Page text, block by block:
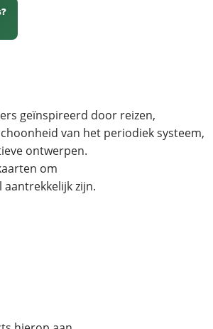
geïnspireerd door reizen,
van het periodiek systeem,
ontwerpen.
om
aantrekkelijk zijn.